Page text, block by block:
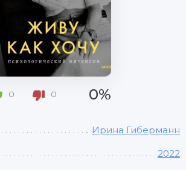
0 0 0%
Ирина Гиберманн
2022